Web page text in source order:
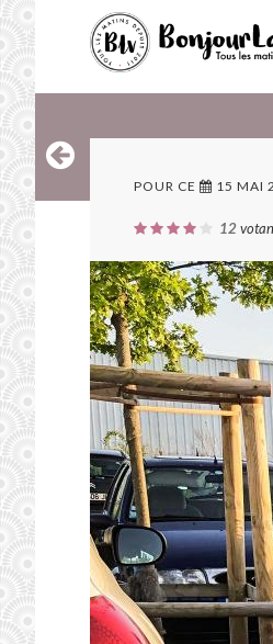
POUR CE 15 MAI
12